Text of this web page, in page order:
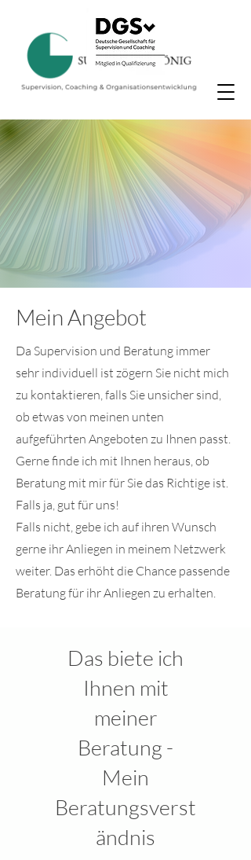
Mein Angebot
Da Supervision und Beratung immer
sehr individuell ist zögern Sie nicht mich
zu kontaktieren, falls Sie unsicher sind,
ob etwas von meinen unten
aufgeführten Angeboten zu Ihnen passt.
Gerne finde ich mit Ihnen heraus, ob
Beratung mit mir für Sie das Richtige ist.
Falls ja, gut für uns!
Falls nicht, gebe ich auf ihren Wunsch
gerne ihr Anliegen in meinem Netzwerk
weiter. Das erhöht die Chance passende
Beratung für ihr Anliegen zu erhalten.
Das biete ich
Ihnen mit
meiner
Beratung -
Mein
Beratungsverst
ändnis